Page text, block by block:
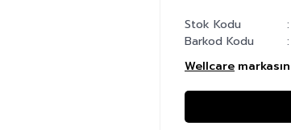
Stok Kodu
Barkod Kodu
Wellcare